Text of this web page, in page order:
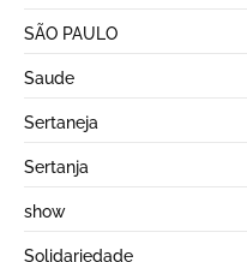
SÃO PAULO
Saude
Sertaneja
Sertanja
show
Solidariedade